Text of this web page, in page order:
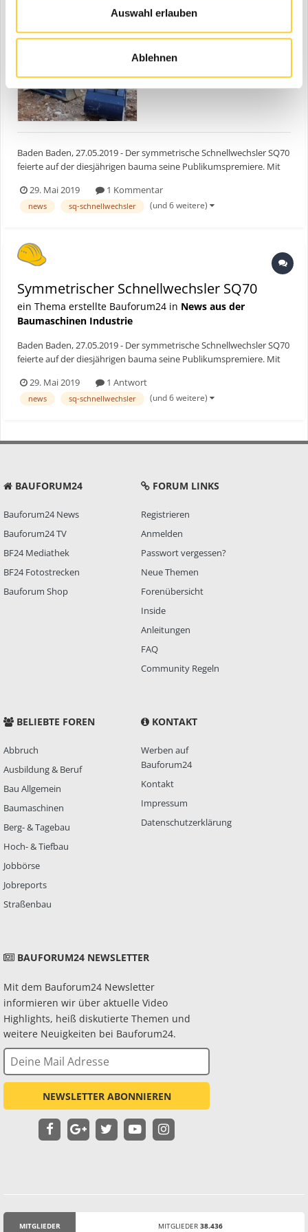
Auswahl erlauben
Ablehnen
Baden Baden, 27.05.2019 - Der symmetrische Schnellwechsler SQ70
feierte auf der diesjährigen bauma seine Publikumspremiere. Mit
Spezialist Lehnhoff seine SQ-Modellreihe fort, die das
Unternehmen mit einer Prototypen-Präsentation auf der...
29. Mai 2019 1 Kommentar
news sq-schnellwechsler (und 6 weitere)
Symmetrischer Schnellwechsler SQ70
ein Thema erstellte Bauforum24 in News aus der
Baumaschinen Industrie
Baden Baden, 27.05.2019 - Der symmetrische Schnellwechsler SQ70
feierte auf der diesjährigen bauma seine Publikumspremiere. Mit
Spezialist Lehnhoff seine SQ-Modellreihe fort, die das
Unternehmen mit einer Prototypen-Präsentation auf der...
29. Mai 2019 1 Antwort
news sq-schnellwechsler (und 6 weitere)
BAUFORUM24
Bauforum24 News
Bauforum24 TV
BF24 Mediathek
BF24 Fotostrecken
Bauforum Shop
FORUM LINKS
Registrieren
Anmelden
Passwort vergessen?
Neue Themen
Forenübersicht
Inside
Anleitungen
FAQ
Community Regeln
BELIEBTE FOREN
Abbruch
Ausbildung & Beruf
Bau Allgemein
Baumaschinen
Berg- & Tagebau
Hoch- & Tiefbau
Jobbörse
Jobreports
Straßenbau
KONTAKT
Werben auf
Bauforum24
Kontakt
Impressum
Datenschutzerklärung
BAUFORUM24 NEWSLETTER
Mit dem Bauforum24 Newsletter
informieren wir über aktuelle Video
Highlights, heiß diskutierte Themen und
weitere Neuigkeiten bei Bauforum24.
NEWSLETTER ABONNIEREN
MITGLIEDER MITGLIEDER 38.436